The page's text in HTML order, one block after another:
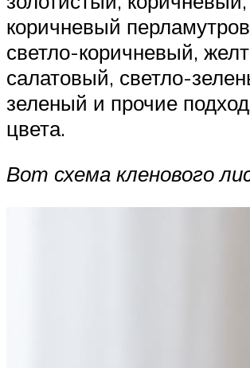
коричневый
светло-коричневый,
салатовый, светло-
зеленый и прочие
цвета.
Вот схема кленового